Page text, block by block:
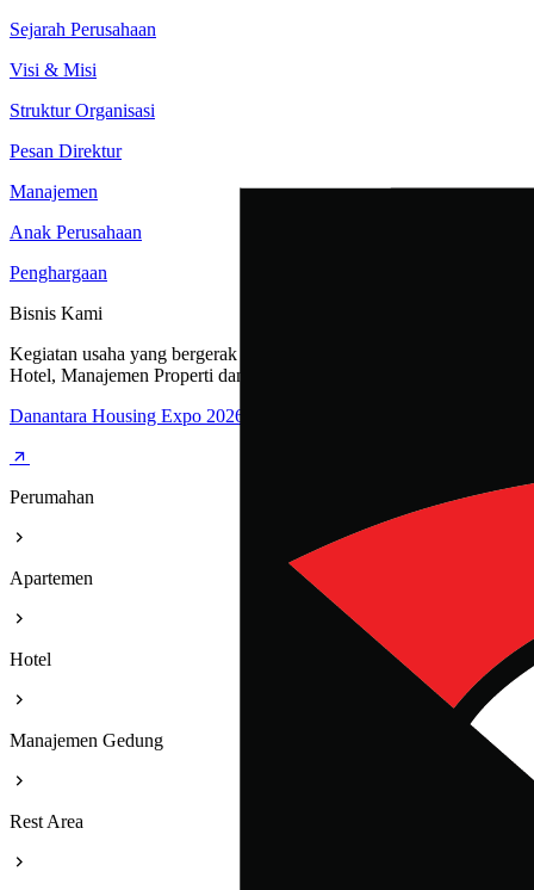
Sejarah Perusahaan
Visi & Misi
Struktur Organisasi
Pesan Direktur
Manajemen
Anak Perusahaan
Penghargaan
Bisnis Kami
Kegiatan usaha yang bergerak dibidang Perumahan, Apartemen,
Hotel, Manajemen Properti dan Rest Area
Danantara Housing Expo 2026
Perumahan
Apartemen
Hotel
Manajemen Gedung
Rest Area